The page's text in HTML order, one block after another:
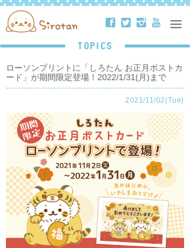
ä å ë ð
TOPICS
ローソンプリントに「しろたん お正月ポストカ
ード」が期間限定登場！2022/1/31(月)まで
2021/11/02(Tue)